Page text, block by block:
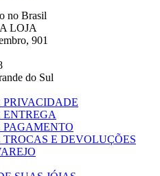
no Brasil
LOJA
901
do Sul
PRIVACIDADE
E DEVOLUÇÕES